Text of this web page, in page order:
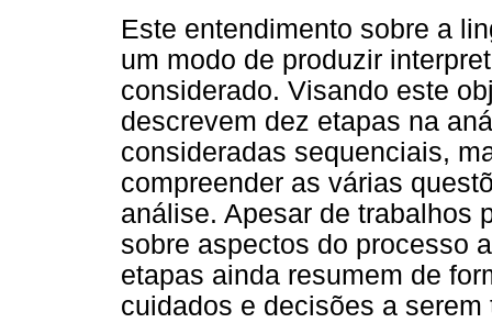
Este entendimento sobre a
um modo de produzir
considerado. Visando este
descrevem dez etapas na
consideradas sequenciais,
compreender as várias
análise. Apesar de trabalhos
sobre aspectos do processo
etapas ainda resumem de
cuidados e decisões a